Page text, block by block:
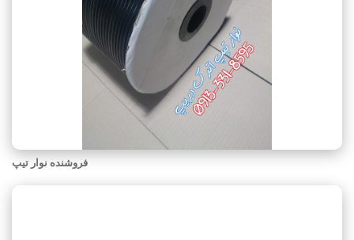
فروشنده نوار تیپ